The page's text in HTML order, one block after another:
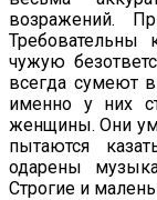
возражений.
Требовательны
чужую
всегда сумеют
именно у них
женщины. Они
пытаются
одарены
Строгие и